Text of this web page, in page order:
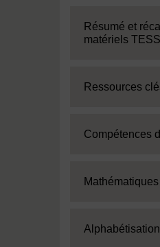
Expand
Résumé et
matériels
Expand
Ressources
Expand
Compétences
Expand
Mathématiques
Expand
Alphabétisation